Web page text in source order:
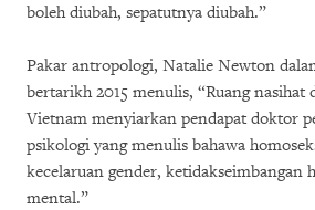
boleh diubah, sepatutnya diubah.”
Pakar antropologi, Natalie Newton
bertarikh 2015 menulis, “Ruang nasihat
Vietnam menyiarkan pendapat doktor
psikologi yang menulis bahawa
kecelaruan gender, ketidakseimbangan
mental.”